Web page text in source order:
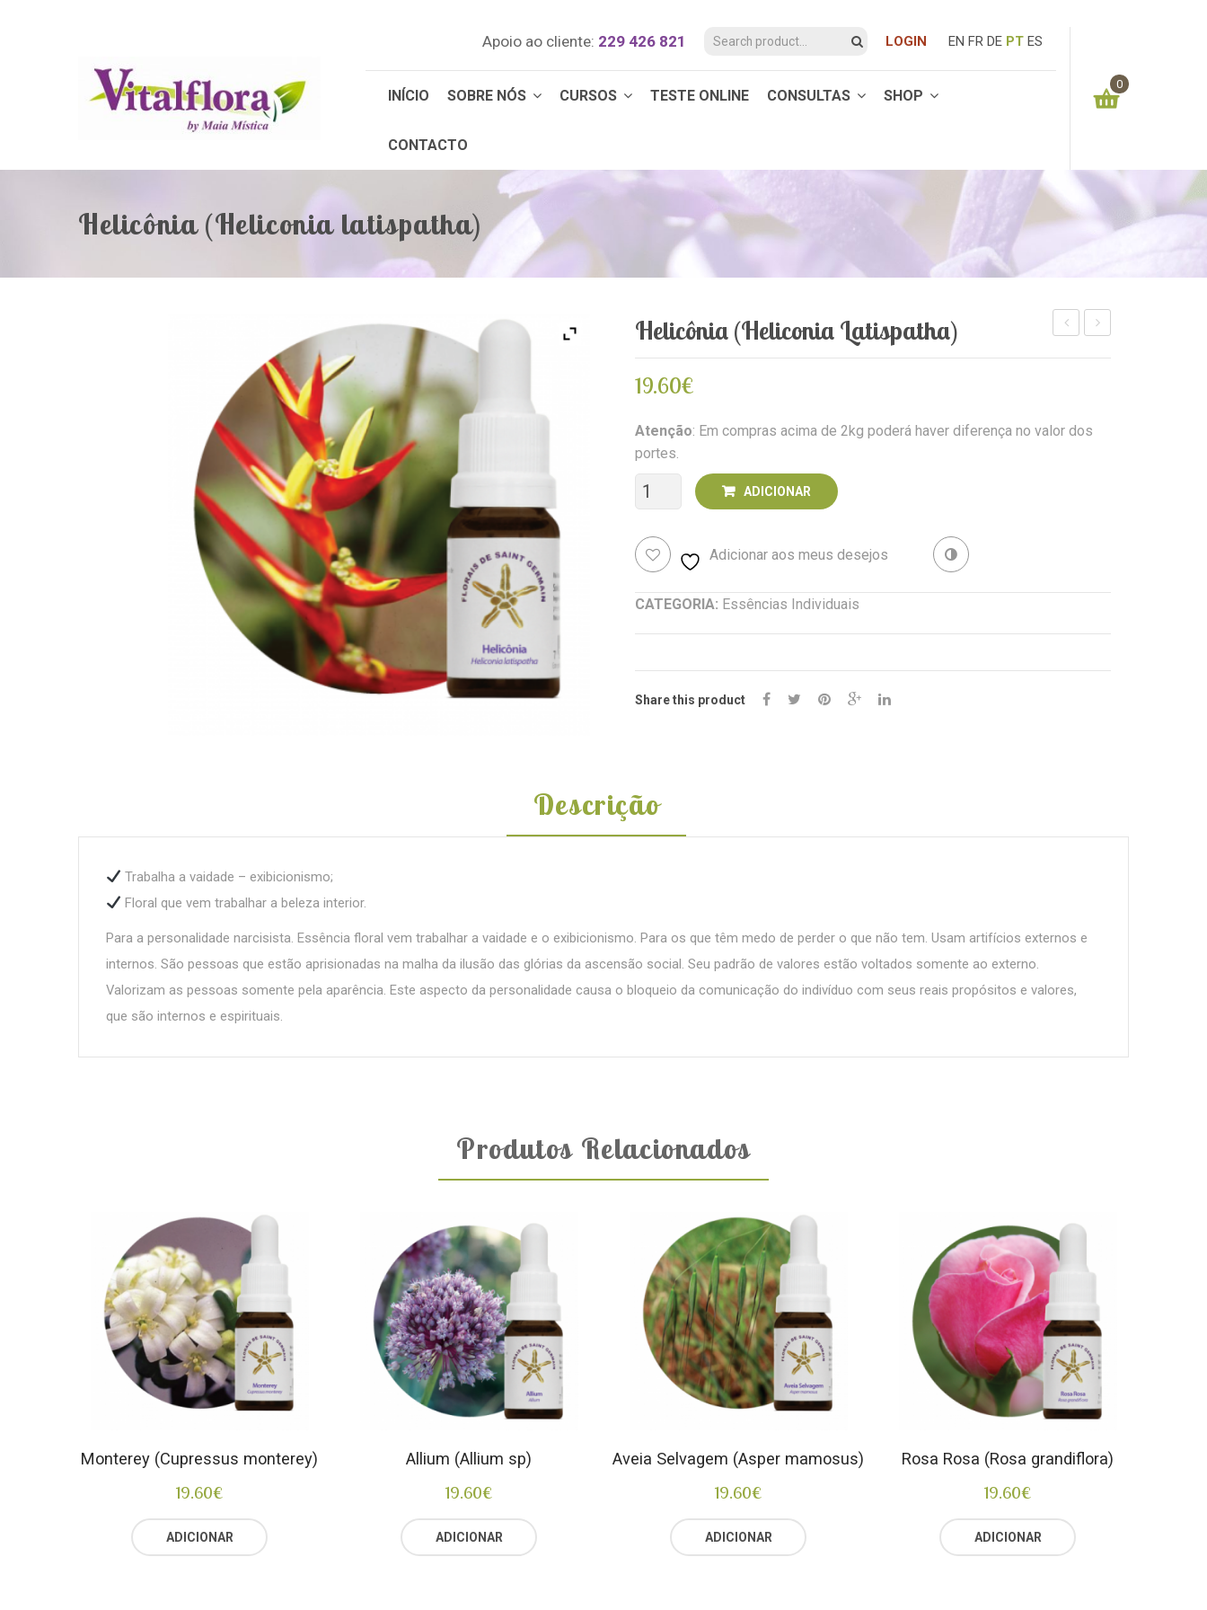
Apoio ao cliente: 229 426 821 LOGIN EN FR DE PT ES
INÍCIO SOBRE NÓS CURSOS TESTE ONLINE CONSULTAS SHOP
CONTACTO
0
0.00 €
Helicônia (Heliconia latispatha)
Helicônia (Heliconia Latispatha)
19.60€
Atenção: Em compras acima de 2kg poderá haver diferença no valor dos
portes.
Quantidade
Helicônia
(Heliconia
ADICIONAR
Adicionar aos meus desejos
CATEGORIA: Essências Individuais
Share this product
Descrição
Trabalha a vaidade – exibicionismo;
Floral que vem trabalhar a beleza interior.
Para a personalidade narcisista. Essência floral vem trabalhar a vaidade e o exibicionismo. Para os que têm medo de perder o que não tem. Usam artifícios externos e
internos. São pessoas que estão aprisionadas na malha da ilusão das glórias da ascensão social. Seu padrão de valores estão voltados somente ao externo.
Valorizam as pessoas somente pela aparência. Este aspecto da personalidade causa o bloqueio da comunicação do indivíduo com seus reais propósitos e valores,
que são internos e espirituais.
Produtos Relacionados
Monterey (Cupressus monterey)
19.60€
ADICIONAR
Allium (Allium sp)
19.60€
ADICIONAR
Aveia Selvagem (Asper mamosus)
19.60€
ADICIONAR
Rosa Rosa (Rosa grandiflora)
19.60€
ADICIONAR